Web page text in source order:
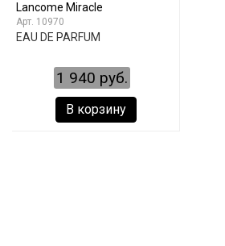
Lancome Miracle
10970
EAU DE PARFUM
1 940 руб.
В корзину